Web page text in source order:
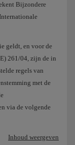
Bijzondere
geldt, en voor de
261/04, zijn de in
regels van
met de
via de volgende
Inhoud weergeven